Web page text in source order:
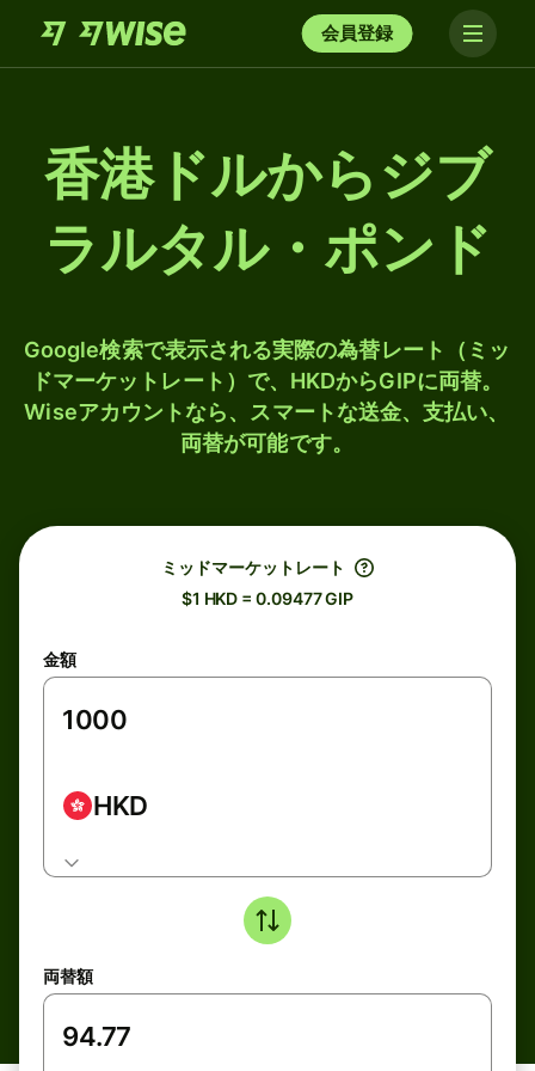
会員登録
香港ドルからジブ
ラルタル・ポンド
Google検索で表示される実際の為替レート（ミッ
ドマーケットレート）で、HKDからGIPに両替。
Wiseアカウントなら、スマートな送金、支払い、
両替が可能です。
ミッドマーケットレート
$1 HKD = 0.09477 GIP
金額
HKD
両替額